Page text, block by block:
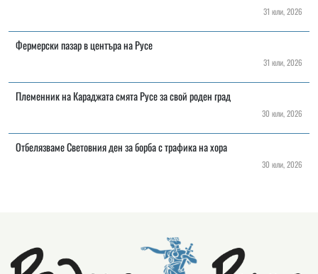
31 юли, 2026
Фермерски пазар в центъра на Русе
31 юли, 2026
Племенник на Караджата смята Русе за свой роден град
30 юли, 2026
Отбелязваме Световния ден за борба с трафика на хора
30 юли, 2026